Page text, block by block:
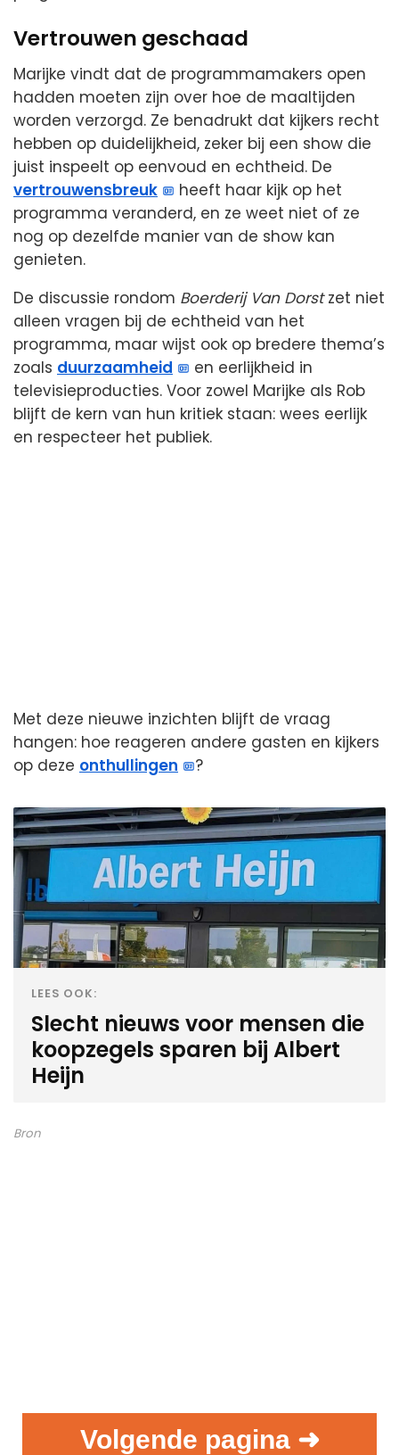
Vertrouwen geschaad
Marijke vindt dat de programmamakers open
hadden moeten zijn over hoe de maaltijden
worden verzorgd. Ze benadrukt dat kijkers recht
hebben op duidelijkheid, zeker bij een show die
juist inspeelt op eenvoud en echtheid. De
vertrouwensbreuk
heeft haar kijk op het
programma veranderd, en ze weet niet of ze
nog op dezelfde manier van de show kan
genieten.
De discussie rondom Boerderij Van Dorstzet niet
alleen vragen bij de echtheid van het
programma, maar wijst ook op bredere thema’s
zoals duurzaamheid
en eerlijkheid in
televisieproducties. Voor zowel Marijke als Rob
blijft de kern van hun kritiek staan: wees eerlijk
en respecteer het publiek.
Met deze nieuwe inzichten blijft de vraag
hangen: hoe reageren andere gasten en kijkers
op deze onthullingen ?
LEES OOK:
Slecht nieuws voor mensen die
koopzegels sparen bij Albert
Heijn
Bron
Volgende pagina ➜